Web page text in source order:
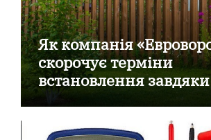
Як компанія
скорочує терміни
встановлення завдяки
готовим секційним